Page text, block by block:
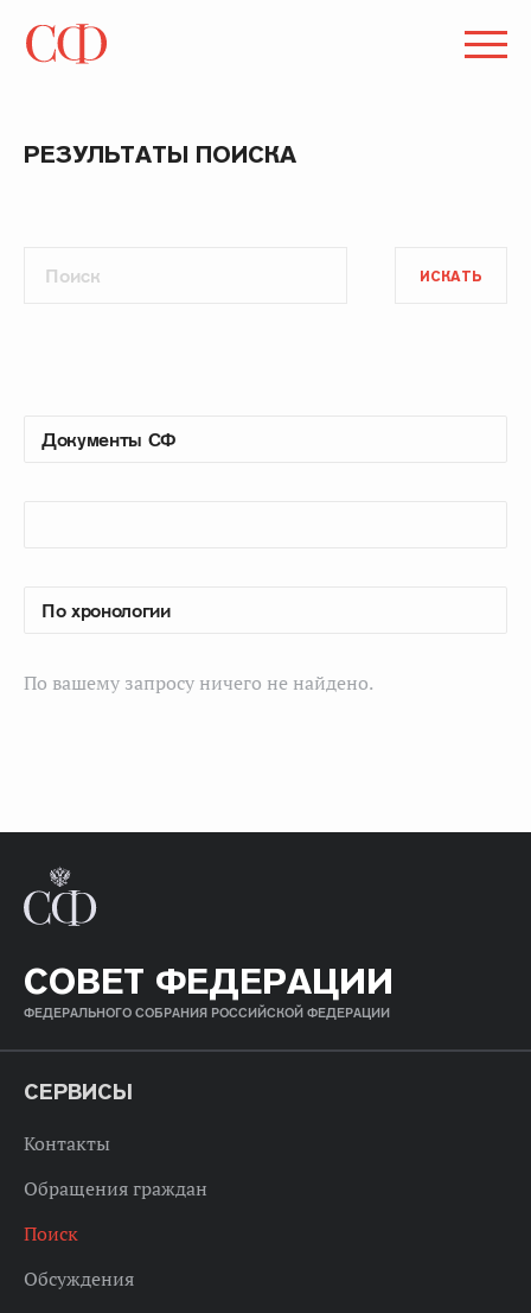
РЕЗУЛЬТАТЫ ПОИСКА
ИСКАТЬ
По вашему запросу ничего не найдено.
СОВЕТ ФЕДЕРАЦИИ
ФЕДЕРАЛЬНОГО СОБРАНИЯ РОССИЙСКОЙ ФЕДЕРАЦИИ
СЕРВИСЫ
Контакты
Обращения граждан
Поиск
Обсуждения